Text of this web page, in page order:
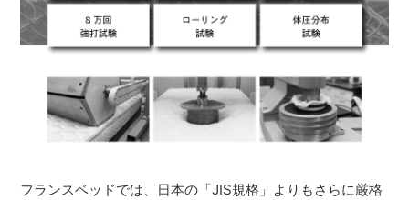
フランスベッドでは、日本の「JIS規格」よりもさらに厳格